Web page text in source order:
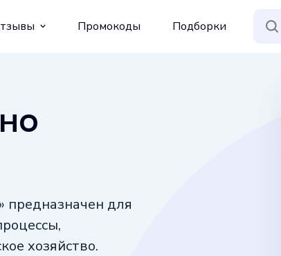
Промокоды Подборки
для
хозяйство.